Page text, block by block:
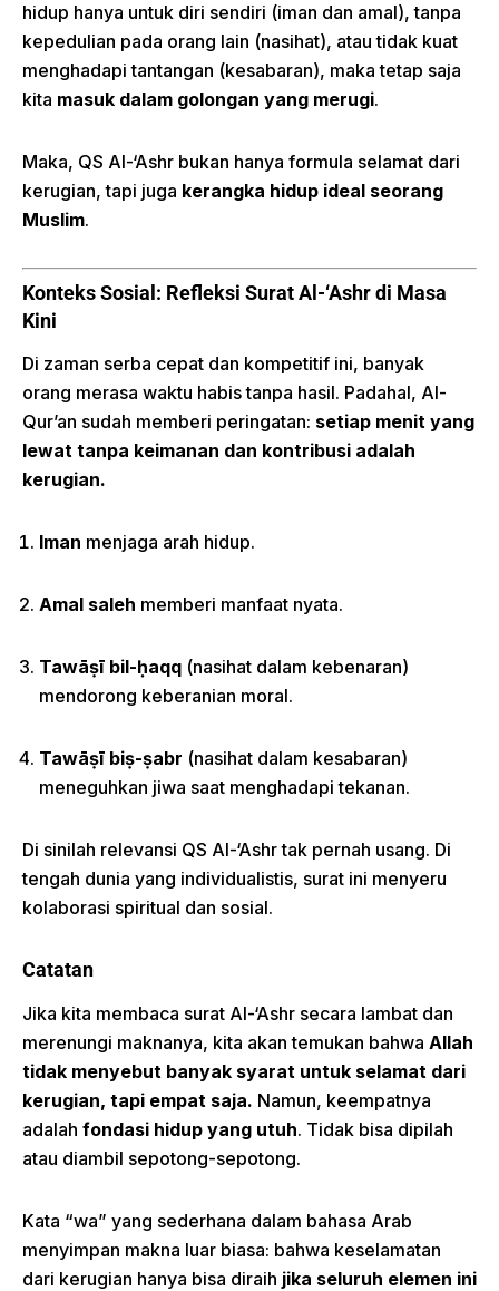
hidup hanya untuk diri sendiri (iman dan amal), tanpa
kepedulian pada orang lain (nasihat), atau tidak kuat
menghadapi tantangan (kesabaran), maka tetap saja
kita masuk dalam golongan yang merugi.
Maka, QS Al-‘Ashr bukan hanya formula selamat dari
kerugian, tapi juga kerangka hidup ideal seorang
Muslim.
Konteks Sosial: Refleksi Surat Al-‘Ashr di Masa
Kini
Di zaman serba cepat dan kompetitif ini, banyak
orang merasa waktu habis tanpa hasil. Padahal, Al-
Qur’an sudah memberi peringatan: setiap menit yang
lewat tanpa keimanan dan kontribusi adalah
kerugian.
Iman menjaga arah hidup.
Amal saleh memberi manfaat nyata.
Tawāṣī bil-ḥaqq (nasihat dalam kebenaran)
mendorong keberanian moral.
Tawāṣī biṣ-ṣabr (nasihat dalam kesabaran)
meneguhkan jiwa saat menghadapi tekanan.
Di sinilah relevansi QS Al-‘Ashr tak pernah usang. Di
tengah dunia yang individualistis, surat ini menyeru
kolaborasi spiritual dan sosial.
Catatan
Jika kita membaca surat Al-‘Ashr secara lambat dan
merenungi maknanya, kita akan temukan bahwa Allah
tidak menyebut banyak syarat untuk selamat dari
kerugian, tapi empat saja. Namun, keempatnya
adalah fondasi hidup yang utuh. Tidak bisa dipilah
atau diambil sepotong-sepotong.
Kata “wa” yang sederhana dalam bahasa Arab
menyimpan makna luar biasa: bahwa keselamatan
dari kerugian hanya bisa diraih jika seluruh elemen ini